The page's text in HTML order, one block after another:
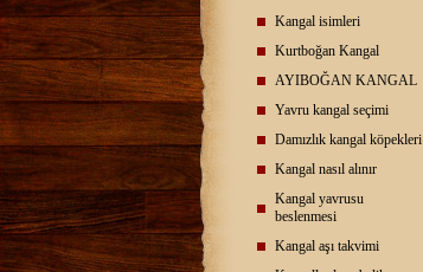
Kangal isimleri
Kurtboğan Kangal
AYIBOĞAN KANGAL
Yavru kangal seçimi
Damızlık kangal köpekleri
Kangal nasıl alınır
Kangal yavrusu
beslenmesi
Kangal aşı takvimi